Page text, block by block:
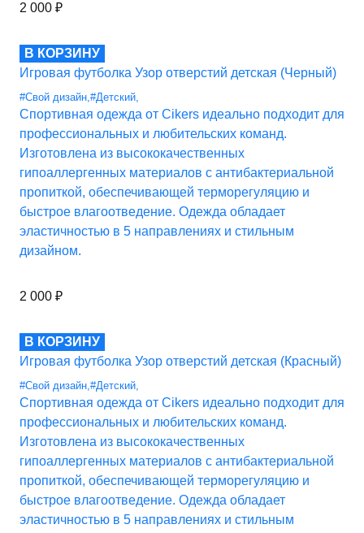
2 000 ₽
В КОРЗИНУ
Игровая футболка Узор отверстий детская (Черный)
#Свой дизайн,#Детский,
Спортивная одежда от Cikers идеально подходит для
профессиональных и любительских команд.
Изготовлена из высококачественных
гипоаллергенных материалов с антибактериальной
пропиткой, обеспечивающей терморегуляцию и
быстрое влагоотведение. Одежда обладает
эластичностью в 5 направлениях и стильным
дизайном.
2 000 ₽
В КОРЗИНУ
Игровая футболка Узор отверстий детская (Красный)
#Свой дизайн,#Детский,
Спортивная одежда от Cikers идеально подходит для
профессиональных и любительских команд.
Изготовлена из высококачественных
гипоаллергенных материалов с антибактериальной
пропиткой, обеспечивающей терморегуляцию и
быстрое влагоотведение. Одежда обладает
эластичностью в 5 направлениях и стильным